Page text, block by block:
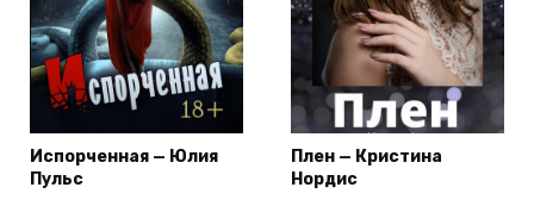
Испорченная — Юлия
Пульс
Плен — Кристина
Нордис